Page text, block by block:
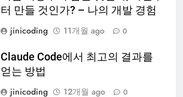
터 만들 것인가? – 나의 개발 경험
jinicoding
11개월 ago 0
Claude Code에서 최고의 결과를
얻는 방법
jinicoding
12개월 ago 0